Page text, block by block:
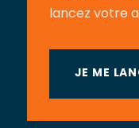
lancez votre
JE ME